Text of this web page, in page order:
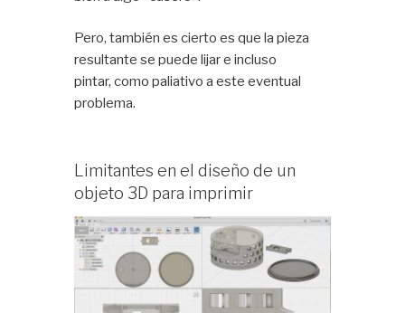
Pero, también es cierto es que la pieza
resultante se puede lijar e incluso
pintar, como paliativo a este eventual
problema.
Limitantes en el diseño de un
objeto 3D para imprimir